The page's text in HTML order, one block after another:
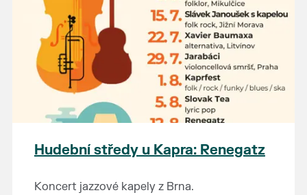
Hudební středy u Kapra: Renegatz
Koncert jazzové kapely z Brna.